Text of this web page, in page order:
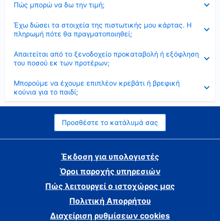
Πώς μπορώ να δω την τιμή;
Έχω δώσει τα στοιχεία της πιστωτικής μου κάρτας. Η
πληρωμή πότε θα πραγματοποιηθεί;
Απαιτείται από το ξενοδοχείο προκαταβολή ή εξόφληση
του ποσού εκ των προτέρων;
Μπορούμε να έχουμε επιπλέον κρεβάτι ή βρεφική
κούνια για το παιδί;
Προσθέστε το κατάλυμά σας
Έκδοση για υπολογιστές
Όροι παροχής υπηρεσιών
Πώς λειτουργεί ο ιστοχώρος μας
Πολιτική Απορρήτου
Διαχείριση ρυθμίσεων cookies